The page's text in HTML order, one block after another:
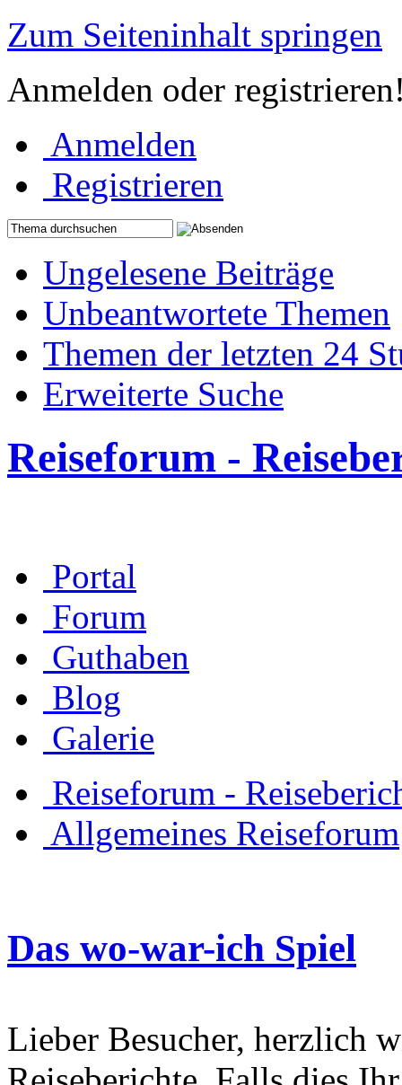
Zum Seiteninhalt springen
Anmelden oder
Anmelden
Registrieren
Ungelesene Beiträge
Unbeantwortete Themen
Themen der letzten 24
Erweiterte Suche
Reiseforum -
Portal
Forum
Guthaben
Blog
Galerie
Reiseforum -
Allgemeines Reiseforum
Das wo-war-ich Spiel
Lieber Besucher, herzlich